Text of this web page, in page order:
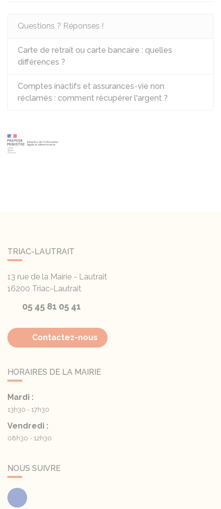
Questions ? Réponses !
Carte de retrait ou carte bancaire : quelles
différences ?
Comptes inactifs et assurances-vie non
réclamés : comment récupérer l'argent ?
TRIAC-LAUTRAIT
13 rue de la Mairie - Lautrait
16200 Triac-Lautrait
05 45 81 05 41
Contactez-nous
HORAIRES DE LA MAIRIE
Mardi :
13h30 - 17h30
Vendredi :
08h30 - 12h30
NOUS SUIVRE
Facebook